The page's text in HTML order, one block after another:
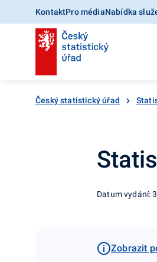
KontaktPro médiaNabídka
Český statistický úřad
Datum vydání:
Zobrazit